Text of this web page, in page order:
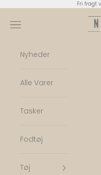
Fri fragt
Menu
Nyheder
Alle Varer
Tasker
Fodtøj
Tøj